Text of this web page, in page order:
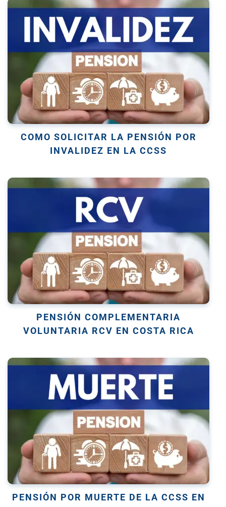
COMO SOLICITAR LA PENSIÓN POR
INVALIDEZ EN LA CCSS
PENSIÓN COMPLEMENTARIA
VOLUNTARIA RCV EN COSTA RICA
PENSIÓN POR MUERTE DE LA CCSS EN